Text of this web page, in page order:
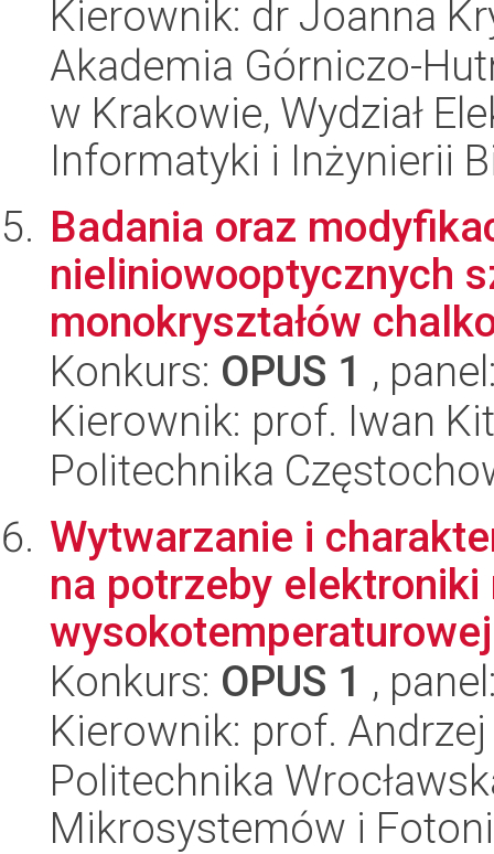
Kierownik: dr Joanna
Akademia Górniczo-
w Krakowie, Wydział
Informatyki i Inżynierii
Badania oraz
nieliniowooptycznych
monokryształów
Konkurs: OPUS 1 ,
Kierownik: prof. Iwan
Politechnika
Wytwarzanie i
na potrzeby elektroniki
wysokotemperaturowej
Konkurs: OPUS 1 ,
Kierownik: prof.
Politechnika
Mikrosystemów i